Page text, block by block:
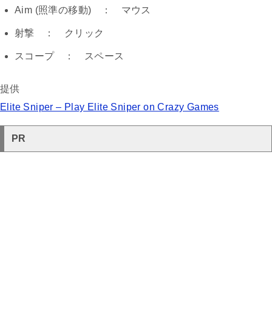
Aim (照準の移動) ： マウス
射撃 ： クリック
スコープ ： スペース
提供
Elite Sniper – Play Elite Sniper on Crazy Games
PR